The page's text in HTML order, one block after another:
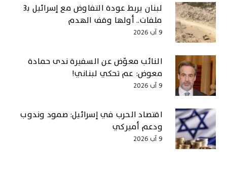
لبنان يربط عودة التفاوض مع إسرائيل بـ3
ملفات.. أولها وقف الهدم
9 آب 2026
النائب معوّض عن السفيرة ندى حمادة
معوض: عم تحكي لبناني!
9 آب 2026
اقتصاد الحرب في إسرائيل: صمود وندوب
ودعم أميركي
9 آب 2026